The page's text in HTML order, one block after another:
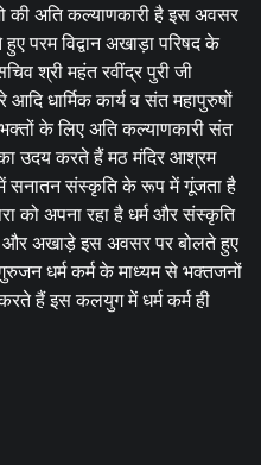
की अति कल्याणकारी है इस अवसर
परम विद्वान अखाड़ा परिषद के
श्री महंत रवींद्र पुरी जी
धार्मिक कार्य व संत महापुरुषों
के लिए अति कल्याणकारी संत
उदय करते हैं मठ मंदिर आश्रम
सनातन संस्कृति के रूप में गूंजता है
को अपना रहा है धर्म और संस्कृति
अखाड़े इस अवसर पर बोलते हुए
धर्म कर्म के माध्यम से भक्तजनों
हैं इस कलयुग में धर्म कर्म ही